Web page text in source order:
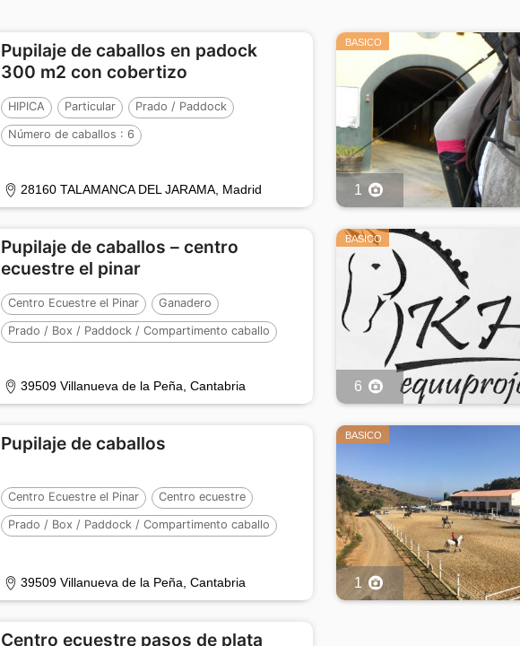
Pupilaje de caballos en padock
300 m2 con cobertizo
HIPICA Particular Prado / Paddock
Número de caballos :6
28160 TALAMANCA DEL JARAMA, Madrid
Pupilaje de caballos – centro
ecuestre el pinar
Centro Ecuestre el Pinar Ganadero
Prado / Box / Paddock / Compartimento caballo
39509 Villanueva de la Peña, Cantabria
Pupilaje de caballos
Centro Ecuestre el Pinar Centro ecuestre
Prado / Box / Paddock / Compartimento caballo
39509 Villanueva de la Peña, Cantabria
Centro ecuestre pasos de plata
BASICO
1
BASICO
6
BASICO
1